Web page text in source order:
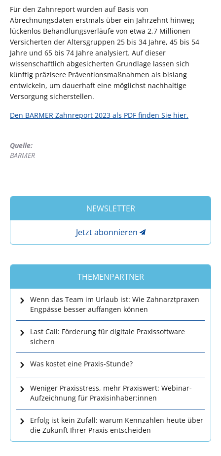
Für den Zahnreport wurden auf Basis von
Abrechnungsdaten erstmals über ein Jahrzehnt hinweg
lückenlos Behandlungsverläufe von etwa 2,7 Millionen
Versicherten der Altersgruppen 25 bis 34 Jahre, 45 bis 54
Jahre und 65 bis 74 Jahre analysiert. Auf dieser
wissenschaftlich abgesicherten Grundlage lassen sich
künftig präzisere Präventionsmaßnahmen als bislang
entwickeln, um dauerhaft eine möglichst nachhaltige
Versorgung sicherstellen.
Den BARMER Zahnreport 2023 als PDF finden Sie hier.
Quelle:
BARMER
NEWSLETTER
Jetzt abonnieren
THEMENPARTNER
Wenn das Team im Urlaub ist: Wie Zahnarztpraxen
Engpässe besser auffangen können
Last Call: Förderung für digitale Praxissoftware
sichern
Was kostet eine Praxis-Stunde?
Weniger Praxisstress, mehr Praxiswert: Webinar-
Aufzeichnung für Praxisinhaber:innen
Erfolg ist kein Zufall: warum Kennzahlen heute über
die Zukunft Ihrer Praxis entscheiden